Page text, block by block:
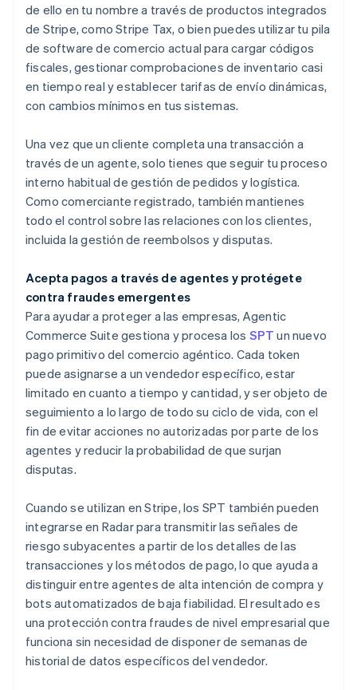
de ello en tu nombre a través de productos integrados
de Stripe, como Stripe Tax, o bien puedes utilizar tu pila
de software de comercio actual para cargar códigos
fiscales, gestionar comprobaciones de inventario casi
en tiempo real y establecer tarifas de envío dinámicas,
con cambios mínimos en tus sistemas.
Una vez que un cliente completa una transacción a
través de un agente, solo tienes que seguir tu proceso
interno habitual de gestión de pedidos y logística.
Como comerciante registrado, también mantienes
todo el control sobre las relaciones con los clientes,
incluida la gestión de reembolsos y disputas.
Acepta pagos a través de agentes y protégete
contra fraudes emergentes
Para ayudar a proteger a las empresas, Agentic
Commerce Suite gestiona y procesa los SPT un nuevo
pago primitivo del comercio agéntico. Cada token
puede asignarse a un vendedor específico, estar
limitado en cuanto a tiempo y cantidad, y ser objeto de
seguimiento a lo largo de todo su ciclo de vida, con el
fin de evitar acciones no autorizadas por parte de los
agentes y reducir la probabilidad de que surjan
disputas.
Cuando se utilizan en Stripe, los SPT también pueden
integrarse en Radar para transmitir las señales de
riesgo subyacentes a partir de los detalles de las
transacciones y los métodos de pago, lo que ayuda a
distinguir entre agentes de alta intención de compra y
bots automatizados de baja fiabilidad. El resultado es
una protección contra fraudes de nivel empresarial que
funciona sin necesidad de disponer de semanas de
historial de datos específicos del vendedor.
Alemania
DeutschEnglish
Australia
English
Austria
Bélgica
Nederlands FrançaisDeutsch English
Brasil
PortuguêsEnglish
English
Canadá
EnglishFrançais
China continental
简体中文 English
English
Croacia
Dinamarca
Emiratos Árabes Unidos
English
English
Eslovenia
EnglishItaliano
España
Español English